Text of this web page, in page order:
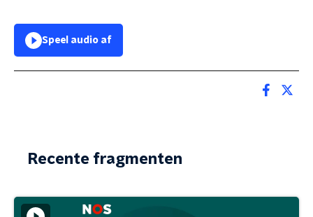
Speel audio af
Recente fragmenten